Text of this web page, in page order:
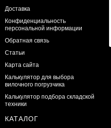
Доставка
Конфиденциальность
персональной информации
Обратная связь
Статьи
Карта сайта
Калькулятор для выбора
вилочного погрузчика
Калькулятор подбора складской
техники
КАТАЛОГ